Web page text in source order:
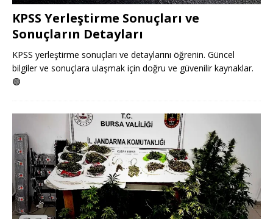
KPSS Yerleştirme Sonuçları ve
Sonuçların Detayları
KPSS yerleştirme sonuçları ve detaylarını öğrenin. Güncel
bilgiler ve sonuçlara ulaşmak için doğru ve güvenilir kaynaklar.
🟢